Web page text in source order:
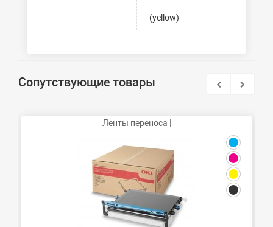
(yellow)
Сопутствующие товары
Ленты переноса |